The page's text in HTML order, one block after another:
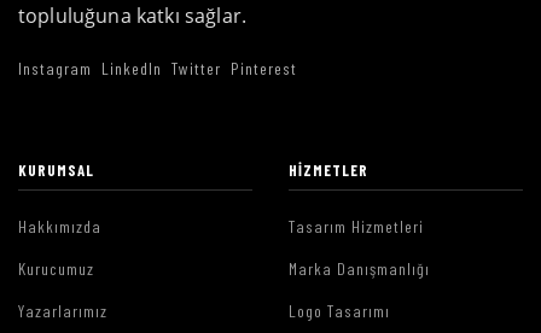
topluluğuna katkı sağlar.
Instagram LinkedIn Twitter Pinterest
KURUMSAL
Hakkımızda
Kurucumuz
Yazarlarımız
HIZMETLER
Tasarım Hizmetleri
Marka Danışmanlığı
Logo Tasarımı